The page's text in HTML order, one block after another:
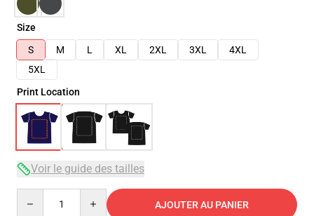
Size
S
M L XL 2XL 3XL
4XL
5XL
Print Location
Voir le guide des tailles
AJOUTER AU PANIER